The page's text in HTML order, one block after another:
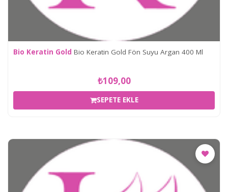
Bio Keratin Gold Bio Keratin Gold Fön Suyu Argan 400 Ml
₺109,00
SEPETE EKLE